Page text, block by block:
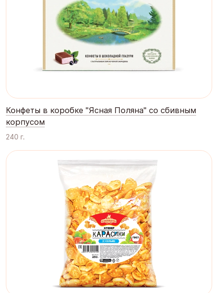
Конфеты в коробке "Ясная Поляна" со сбивным
корпусом
240 г.